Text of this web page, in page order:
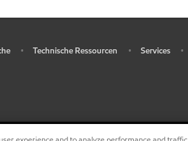
• Technische Ressourcen • Services •